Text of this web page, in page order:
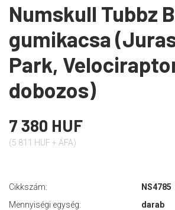
Numskull Tubbz
gumikacsa
Park,
dobozos)
7 380 HUF
(5 811 HUF + ÁFA)
Cikkszám:
NS4785
Mennyiségi egység:
darab